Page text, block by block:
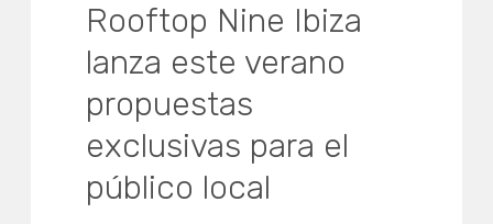
Rooftop Nine Ibiza
lanza este verano
propuestas
exclusivas para el
público local